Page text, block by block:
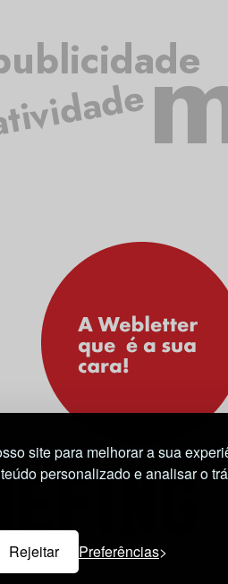
site para melhorar a sua
personalizado e analisar o
Rejeitar Preferências